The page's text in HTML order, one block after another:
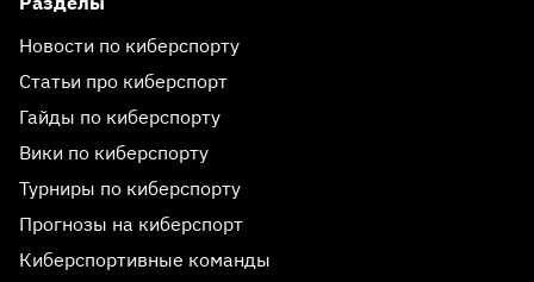
Новости по киберспорту
Статьи про киберспорт
Гайды по киберспорту
Вики по киберспорту
Турниры по киберспорту
Прогнозы на киберспорт
Киберспортивные команды